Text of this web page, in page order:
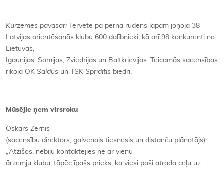
Kurzemes pavasarīTērvetē pa pērnā rudens lapām joņoja 38
Latvijas orientēšanās klubu 600 dalībnieki, kā arī 98 konkurenti no
Lietuvas,
Igaunijas, Somijas, Zviedrijas un Baltkrievijas. Teicamās sacensības
rīkoja OK Saldus un TSK Sprīdītis biedri.
Mūsējie ņem virsroku
Oskars Zērnis
(sacensību direktors, galvenais tiesnesis un distanču plānotājs):
„Atzīšos, nebiju kontaktējies ne ar vienu
ārzemju klubu, tāpēc īpašs prieks, ka viesi paši atrada ceļu uz